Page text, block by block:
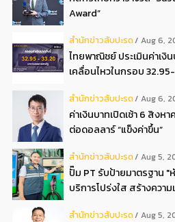
Award”
สํานักข่าวสับปะรด Aug 6,
ไทยพาณิชย์ ประเมินค่าเงิ
เคลื่อนไหวในกรอบ
สํานักข่าวสับปะรด Aug 6,
ค่าเงินบาทเปิดเช้า 6 สิงห
ต่อดอลลาร์ “แข็งค่าขึ้น”
สํานักข่าวสับปะรด Aug 5,
ปั๊ม PT รับป้ายมาตรฐาน "
บริการโปร่งใส สร้างควา
สํานักข่าวสับปะรด Aug 5,